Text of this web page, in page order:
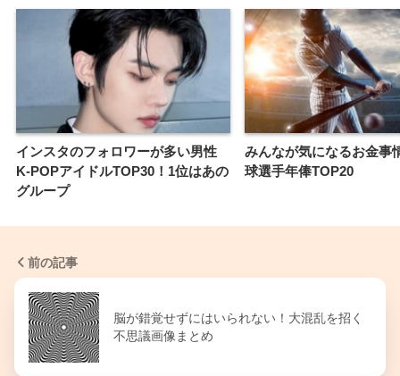
インスタのフォロワーが多い男性
K-POPアイドルTOP30！1位はあの
グループ
みんなが気になるお金事
球選手年俸TOP20
前の記事
脳が錯覚せずにはいられない！大混乱を招く
不思議画像まとめ